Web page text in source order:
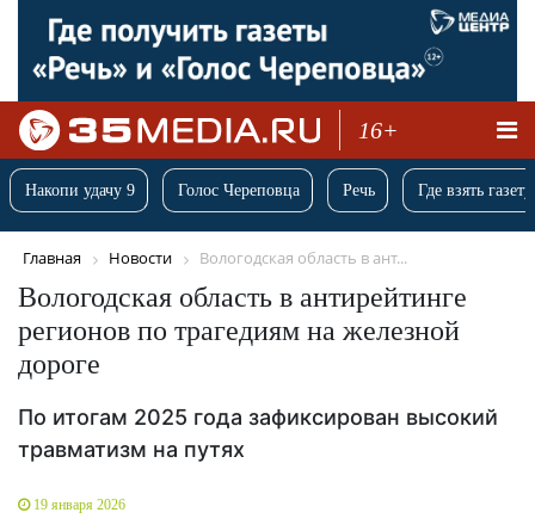
16+
Накопи удачу 9 Голос Череповца Речь Где взять
Главная Новости Вологодская область в ант...
Вологодская область в антирейтинге
регионов по трагедиям на железной
дороге
По итогам 2025 года зафиксирован высокий
травматизм на путях
19 января 2026